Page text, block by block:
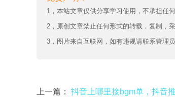
1，本站文章仅供分享学习使用，不承担任何
2，原创文章禁止任何形式的转载，复制，采
3，图片来自互联网，如有违规请联系管理
上一篇： 抖音上哪里接bgm单，抖音